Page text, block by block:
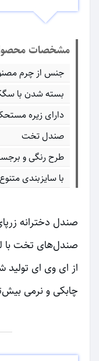
مشخصات
جنس از چرم
بسته شدن با
دارای زیره
صندل تخت
طرح رنگی و
با سایزبندی متنوع
صندل‌های تخت با
از ای وی ای تولید
چابکی و نرمی